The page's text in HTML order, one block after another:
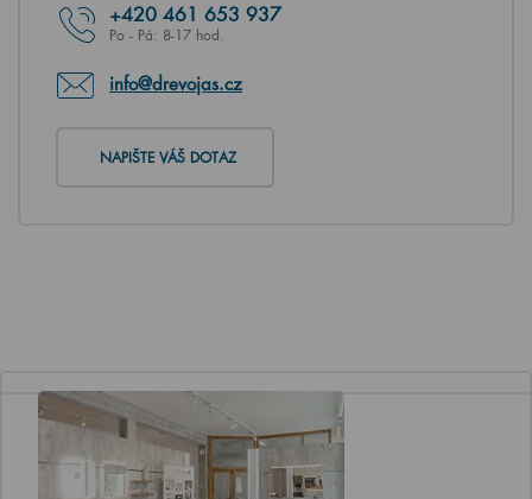
+420 461 653 937
Po - Pá: 8-17 hod.
info@drevojas.cz
NAPIŠTE VÁŠ DOTAZ